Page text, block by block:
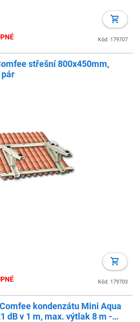
Kód: 179707
střešní 800x450mm,
pár
Kód: 179703
kondenzátu Mini Aqua
dB v 1 m, max. výtlak 8 m -